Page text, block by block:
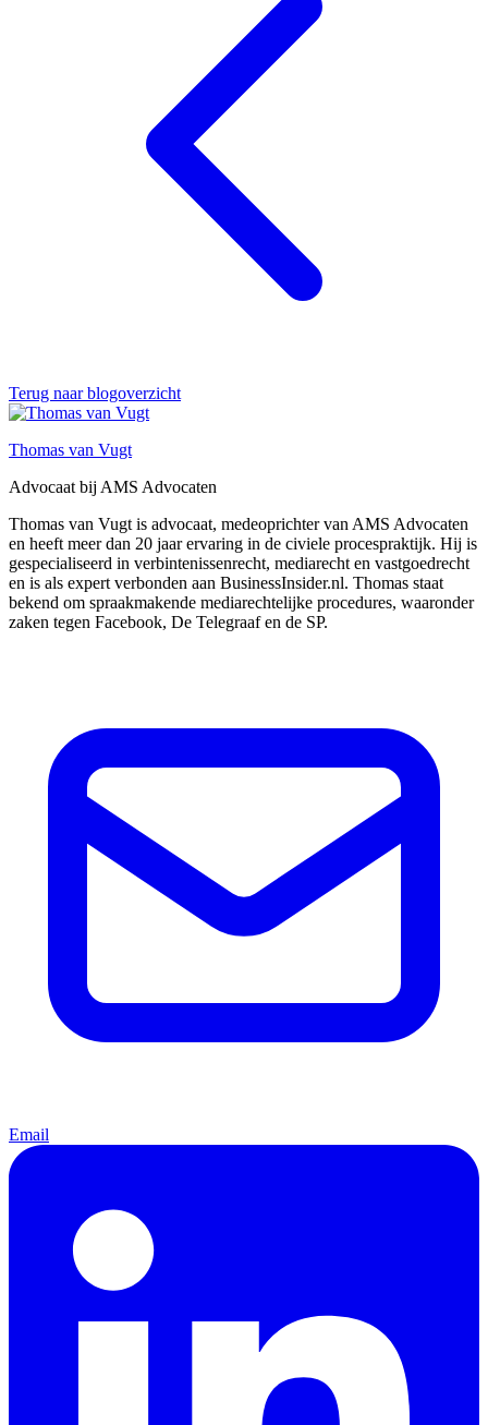
Terug naar blogoverzicht
Thomas van Vugt
Advocaat bij AMS Advocaten
Thomas van Vugt is advocaat, medeoprichter van AMS Advocaten
en heeft meer dan 20 jaar ervaring in de civiele procespraktijk. Hij is
gespecialiseerd in verbintenissenrecht, mediarecht en vastgoedrecht
en is als expert verbonden aan BusinessInsider.nl. Thomas staat
bekend om spraakmakende mediarechtelijke procedures, waaronder
zaken tegen Facebook, De Telegraaf en de SP.
Email